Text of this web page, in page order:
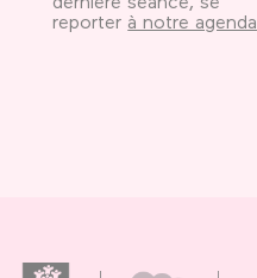
reporter à notre agenda